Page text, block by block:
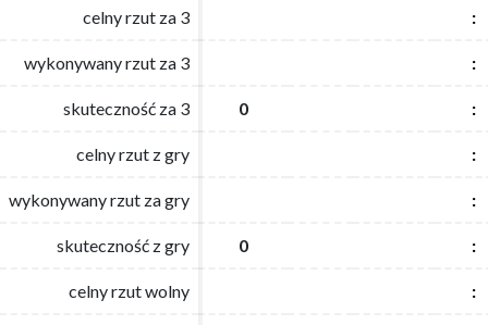
celny rzut za 3 :
wykonywany rzut za 3 :
skuteczność za 3 0 :
celny rzut z gry :
wykonywany rzut za gry :
skuteczność z gry 0 :
celny rzut wolny :
celny rzut za 3 :
wykonywany rzut za 3 :
skuteczność za 3 0 :
celny rzut z gry :
wykonywany rzut za gry :
skuteczność z gry 0 :
celny rzut wolny :